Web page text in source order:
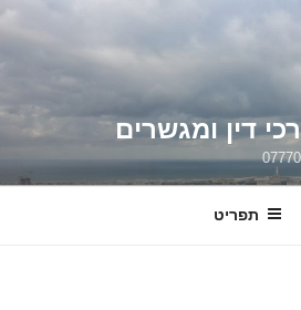
דין ומגשרים
תפריט